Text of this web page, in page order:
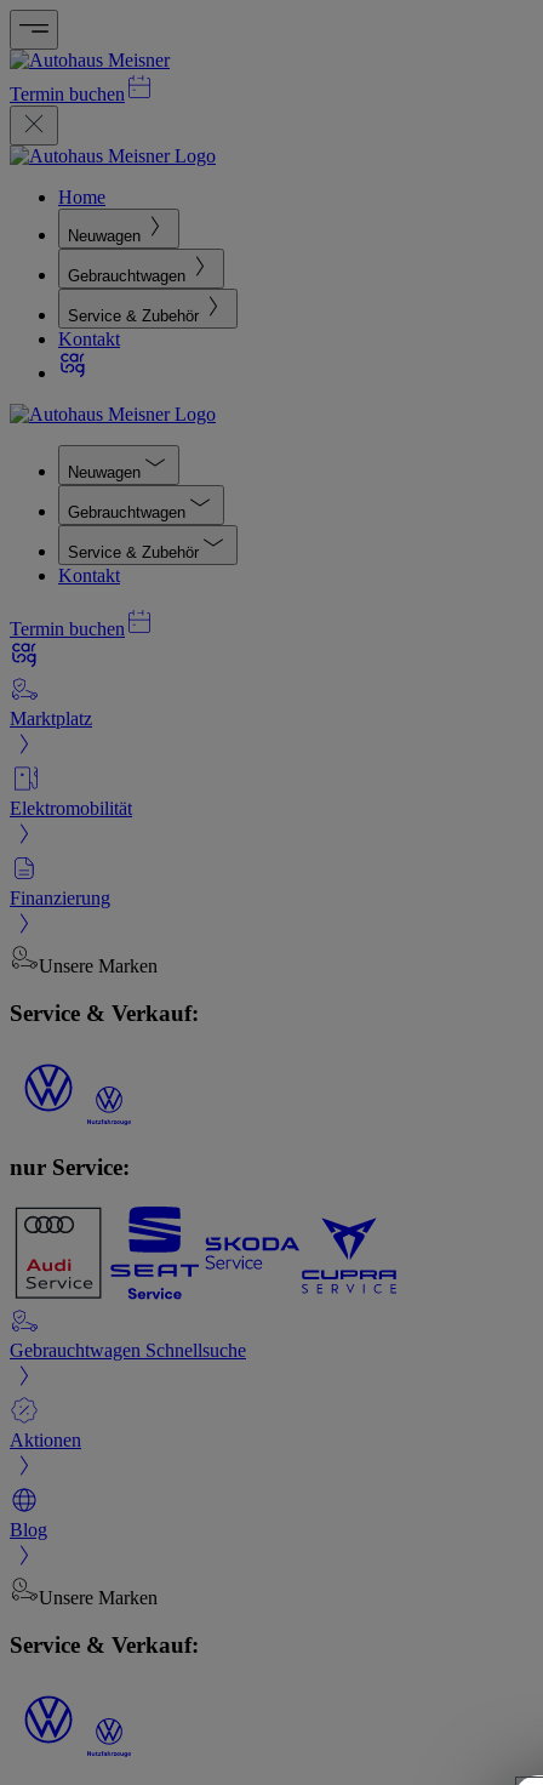
Termin buchen
Home
Neuwagen
Gebrauchtwagen
Service & Zubehör
Kontakt
Neuwagen
Gebrauchtwagen
Service & Zubehör
Kontakt
Termin buchen
Marktplatz
Elektromobilität
Finanzierung
Unsere Marken
Service & Verkauf:
nur Service:
Gebrauchtwagen Schnellsuche
Aktionen
Blog
Unsere Marken
Service & Verkauf: